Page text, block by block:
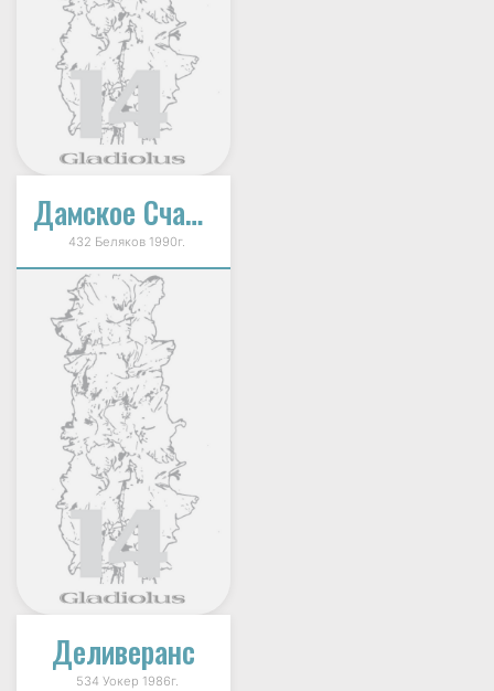
Дамское Счастье
432 Беляков 1990г.
Деливеранс
534 Уокер 1986г.